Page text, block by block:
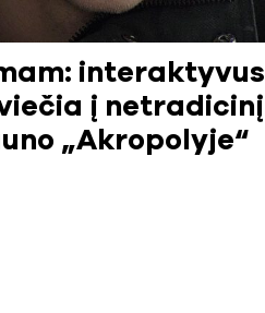
interaktyvus
į netradicinį
„Akropolyje“